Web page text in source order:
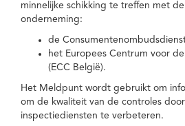
minnelijke schikking te treffen met
onderneming:
de
het Europees Centrum voor
(ECC België).
Het Meldpunt wordt gebruikt om
om de kwaliteit van de controles
inspectiediensten te verbeteren.